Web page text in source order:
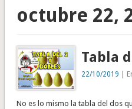
octubre 22,
Tabla
22/10/2019 |
No es lo mismo la tabla del dos